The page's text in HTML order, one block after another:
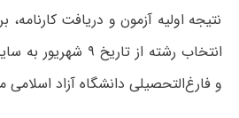
نتیجه اولیه آزمون و دریافت کارنامه،
انتخاب رشته از
و فارغ‌التحصیلی دانشگاه آزاد اسلامی